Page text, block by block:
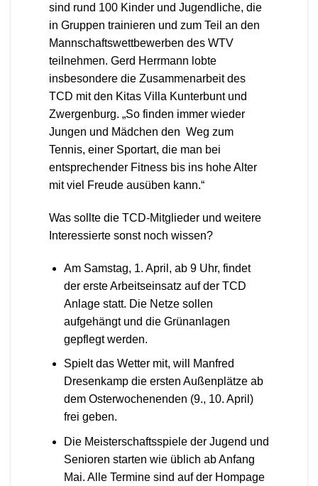
sind rund 100 Kinder und Jugendliche, die
in Gruppen trainieren und zum Teil an den
Mannschaftswettbewerben des WTV
teilnehmen. Gerd Herrmann lobte
insbesondere die Zusammenarbeit des
TCD mit den Kitas Villa Kunterbunt und
Zwergenburg. „So finden immer wieder
Jungen und Mädchen den Weg zum
Tennis, einer Sportart, die man bei
entsprechender Fitness bis ins hohe Alter
mit viel Freude ausüben kann.“
Was sollte die TCD-Mitglieder und weitere
Interessierte sonst noch wissen?
Am Samstag, 1. April, ab 9 Uhr, findet
der erste Arbeitseinsatz auf der TCD
Anlage statt. Die Netze sollen
aufgehängt und die Grünanlagen
gepflegt werden.
Spielt das Wetter mit, will Manfred
Dresenkamp die ersten Außenplätze ab
dem Osterwochenenden (9., 10. April)
frei geben.
Die Meisterschaftsspiele der Jugend und
Senioren starten wie üblich ab Anfang
Mai. Alle Termine sind auf der Hompage